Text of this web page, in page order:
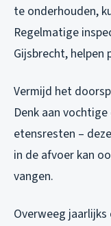
te onderhouden,
Regelmatige
Gijsbrecht, helpen
Vermijd het
Denk aan
etensresten –
in de afvoer kan
vangen.
Overweeg